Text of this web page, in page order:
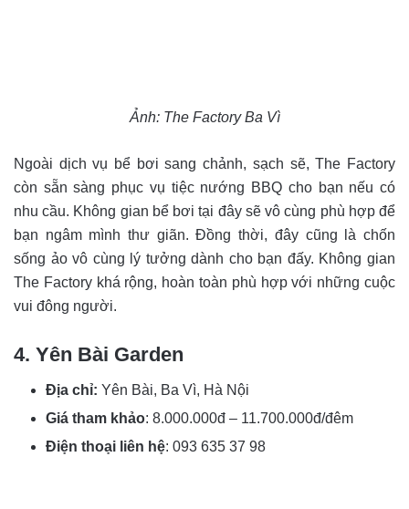
Ảnh: The Factory Ba Vì
Ngoài dịch vụ bể bơi sang chảnh, sạch sẽ, The Factory
còn sẵn sàng phục vụ tiệc nướng BBQ cho bạn nếu có
nhu cầu. Không gian bể bơi tại đây sẽ vô cùng phù hợp để
bạn ngâm mình thư giãn. Đồng thời, đây cũng là chốn
sống ảo vô cùng lý tưởng dành cho bạn đấy. Không gian
The Factory khá rộng, hoàn toàn phù hợp với những cuộc
vui đông người.
4. Yên Bài Garden
Địa chỉ: Yên Bài, Ba Vì, Hà Nội
Giá tham khảo: 8.000.000đ – 11.700.000đ/đêm
Điện thoại liên hệ: 093 635 37 98